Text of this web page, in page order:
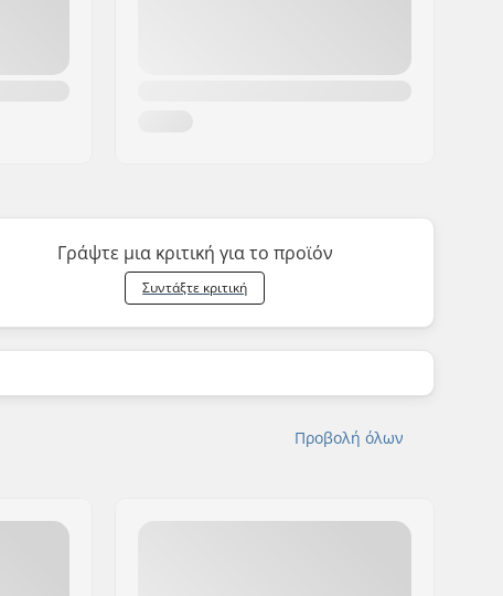
Γράψτε μια κριτική για το προϊόν
Συντάξτε κριτική
Προβολή όλων